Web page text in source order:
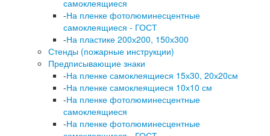
самоклеящиеся
-На пленке фотолюминесцентные
самоклеящиеся - ГОСТ
-На пластике 200х200, 150х300
Стенды (пожарные инструкции)
Предписывающие знаки
-На пленке самоклеящиеся 15х30, 20х20см
-На пленке самоклеящиеся 10х10 см
-На пленке фотолюминесцентные
самоклеящиеся
-На пленке фотолюминесцентные